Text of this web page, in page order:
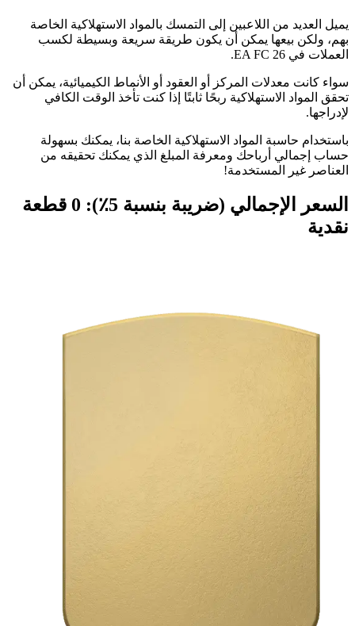
يميل العديد من اللاعبين إلى التمسك بالمواد الاستهلاكية الخاصة
بهم، ولكن بيعها يمكن أن يكون طريقة سريعة وبسيطة لكسب
العملات في EA FC 26.
سواء كانت معدلات المركز أو العقود أو الأنماط الكيميائية، يمكن أن
تحقق المواد الاستهلاكية ربحًا ثابتًا إذا كنت تأخذ الوقت الكافي
لإدراجها.
باستخدام حاسبة المواد الاستهلاكية الخاصة بنا، يمكنك بسهولة
حساب إجمالي أرباحك ومعرفة المبلغ الذي يمكنك تحقيقه من
العناصر غير المستخدمة!
السعر الإجمالي (ضريبة بنسبة 5٪): 0 قطعة
نقدية